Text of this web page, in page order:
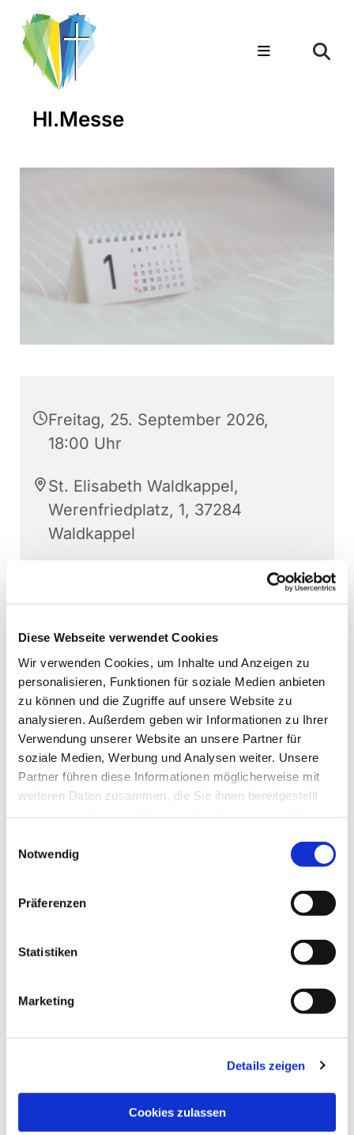
Diese Webseite verwendet Cookies
Wir verwenden Cookies, um Inhalte und Anzeigen zu
personalisieren, Funktionen für soziale Medien anbieten
zu können und die Zugriffe auf unsere Website zu
analysieren. Außerdem geben wir Informationen zu Ihrer
Verwendung unserer Website an unsere Partner für
soziale Medien, Werbung und Analysen weiter. Unsere
Partner führen diese Informationen möglicherweise mit
weiteren Daten zusammen, die Sie ihnen bereitgestellt
Notwendig
Präferenzen
Statistiken
Marketing
Details zeigen
Cookies zulassen
Hl.Messe
Freitag, 25. September 2026,
18:00 Uhr
St. Elisabeth Waldkappel,
Werenfriedplatz, 1, 37284
Waldkappel